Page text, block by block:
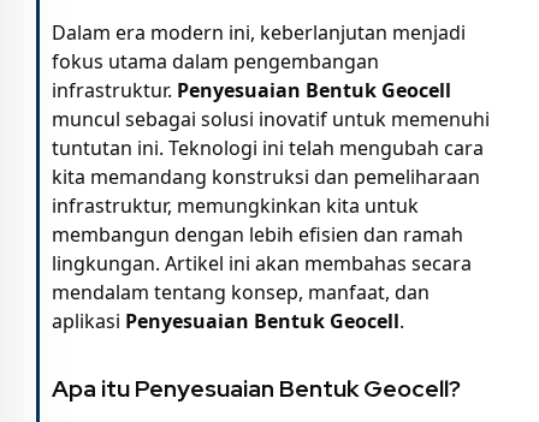
Dalam era modern ini, keberlanjutan menjadi
fokus utama dalam pengembangan
infrastruktur. Penyesuaian Bentuk Geocell
muncul sebagai solusi inovatif untuk memenuhi
tuntutan ini. Teknologi ini telah mengubah cara
kita memandang konstruksi dan pemeliharaan
infrastruktur, memungkinkan kita untuk
membangun dengan lebih efisien dan ramah
lingkungan. Artikel ini akan membahas secara
mendalam tentang konsep, manfaat, dan
aplikasi Penyesuaian Bentuk Geocell.
Apa itu Penyesuaian Bentuk Geocell?